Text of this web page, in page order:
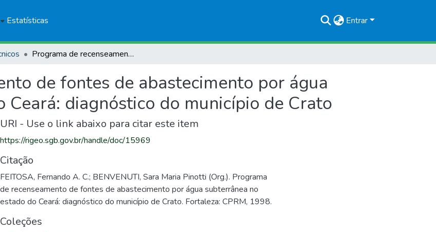
Estatísticas Entrar
Programa de recenseamento de fontes de abastecimento por água subterrânea no estado do Ceará: diagnóstico do município de Crato
de fontes de abastecimento por água
Ceará: diagnóstico do município de Crato
URI - Use o link abaixo para citar este item
https://rigeo.sgb.gov.br/handle/doc/15969
Citação
FEITOSA, Fernando A. C.; BENVENUTI, Sara Maria Pinotti (Org.). Programa
de recenseamento de fontes de abastecimento por água subterrânea no
estado do Ceará: diagnóstico do município de Crato. Fortaleza: CPRM, 1998.
Coleções